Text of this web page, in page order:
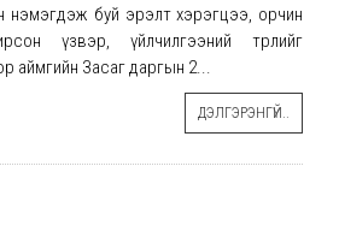
нэмэгдэж буй эрэлт хэрэгцээ, орчин
үзвэр, үйлчилгээний төрлийг
аймгийн Засаг даргын 2...
ДЭЛГЭРЭНГҮЙ..